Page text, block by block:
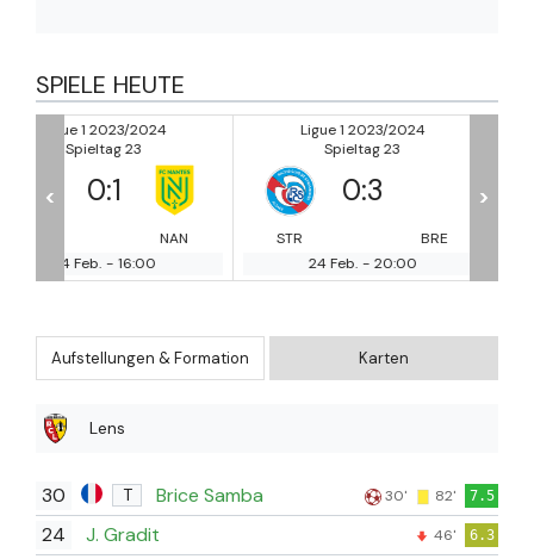
SPIELE HEUTE
Ligue 1 2023/2024
0
BRE
24 Feb.
Ligue 1 2023/2024
25 Feb.
< >
Aufstellungen & Formation Karten
Lens
30 T Brice Samba 30' 82' 7.5
24 J. Gradit 46' 6.3